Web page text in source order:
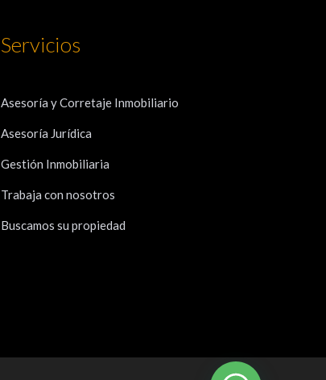
Servicios
Asesoría y Corretaje Inmobiliario
Asesoría Jurídica
Gestión Inmobiliaria
Trabaja con nosotros
Buscamos su propiedad